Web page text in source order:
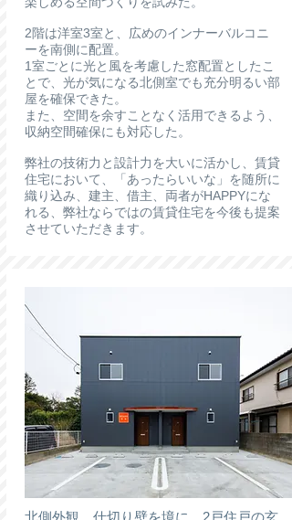
2階は洋室3室と、広めのインナーバルコニ
ーを南側に配置。
1室ごとに光と風を考慮した窓配置としたこ
とで、光が気になる北側室でも充分明るい部
屋を確保できた。
また、空間を余すことなく活用できるよう、
収納空間確保にも対応した。
弊社の技術力と設計力を大いに活かし、賃貸
住宅において、「あったらいいな」を随所に
織り込み、建主、借主、両者がHAPPYにな
れる、弊社ならではの賃貸住宅を今後も提案
させていただきます。
北側外観。仕切り壁を境に、2戸住戸の玄